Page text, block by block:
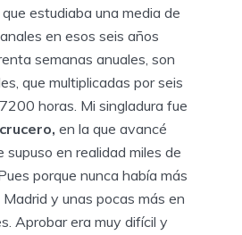
estudiaba una media de
en esos seis años
semanas anuales, son
que multiplicadas por seis
horas. Mi singladura fue
en la que avancé
supuso en realidad miles de
porque nunca había más
y unas pocas más en
Aprobar era muy difícil y